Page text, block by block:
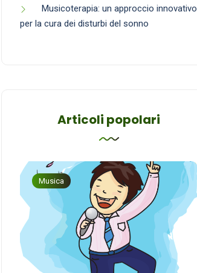
Musicoterapia: un approccio innovativo
per la cura dei disturbi del sonno
Articoli popolari
Musica